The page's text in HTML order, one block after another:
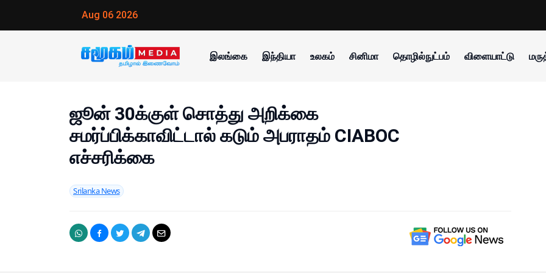
Aug 06 2026
இலங்கை இந்தியா உலகம் சினிமா தொழில்நுட்பம் விளையாட்டு
ஜூன் 30க்குள் சொத்து அறிக்கை
சமர்ப்பிக்காவிட்டால் கடும் அபராதம் CIABOC
எச்சரிக்கை
Srilanka News